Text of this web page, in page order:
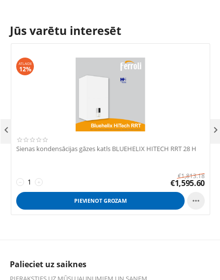
Jūs varētu interesēt
ATLAIDE
12%
Sienas kondensācijas gāzes katls BLUEHELIX HITECH RRT 28 H
+
−
€1,813.18
€1,595.60
PIEVIENOT GROZAM 

Palieciet uz saiknes